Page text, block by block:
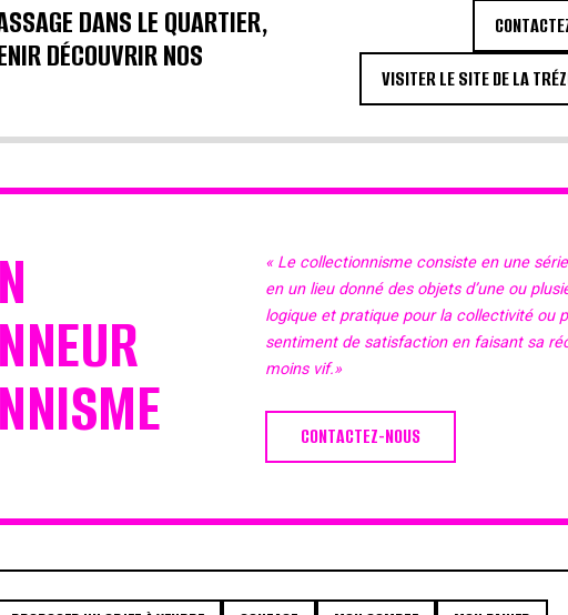
DANS LE QUARTIER,
DÉCOUVRIR NOS
VISITER LE SITE DE LA
« Le collectionnisme consiste en une
en un lieu donné des objets d’une ou
logique et pratique pour la collectivité ou
sentiment de satisfaction en faisant sa
moins vif.»
CONTACTEZ-NOUS